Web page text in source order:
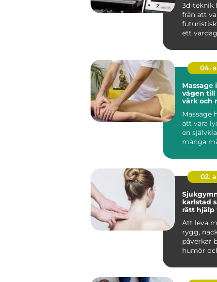
3d-teknik
från att
ett
04.
Massage
vägen
värk och
Massage
att vara
en
många
02.
karlstad så hittar du
rätt hjälp
Att leva
rygg,
påverkar
humör